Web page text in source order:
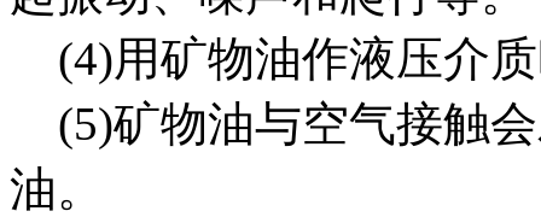
(4)用矿物油作液压介
(5)矿物油与空气接触
油。